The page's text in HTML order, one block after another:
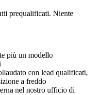
prequalificati. Niente
più un modello
con lead qualificati,
a freddo
nel nostro ufficio di